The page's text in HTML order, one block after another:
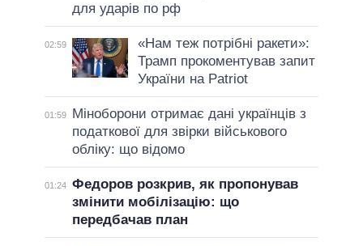
для ударів по рф
02:59
«Нам теж потрібні ракети»:
Трамп прокоментував запит
України на Patriot
01:59
Міноборони отримає дані українців з
податкової для звірки військового
обліку: що відомо
01:24 Федоров розкрив, як пропонував
змінити мобілізацію: що
передбачав план